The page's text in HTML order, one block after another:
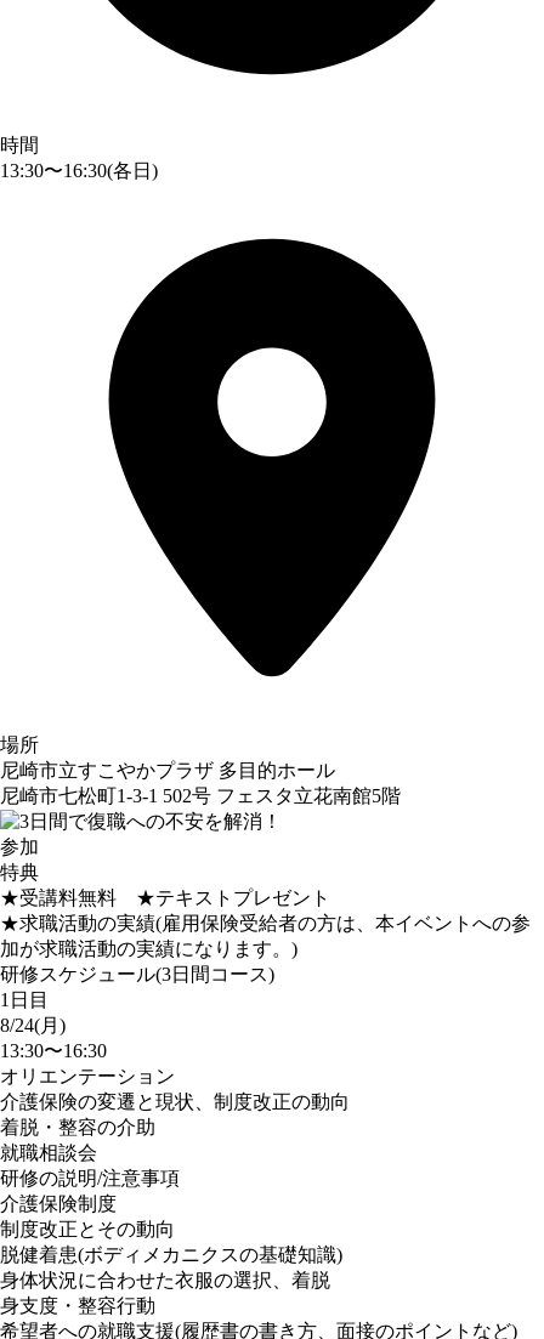
時間
13:30〜16:30(各日)
場所
尼崎市立すこやかプラザ 多目的ホール
尼崎市七松町1-3-1 502号 フェスタ立花南館5階
参加
特典
★受講料無料 ★テキストプレゼント
★求職活動の実績(雇用保険受給者の方は、本イベントへの参
加が求職活動の実績になります。)
研修スケジュール(3日間コース)
1日目
8/24(月)
13:30〜16:30
オリエンテーション
介護保険の変遷と現状、制度改正の動向
着脱・整容の介助
就職相談会
研修の説明/注意事項
介護保険制度
制度改正とその動向
脱健着患(ボディメカニクスの基礎知識)
身体状況に合わせた衣服の選択、着脱
身支度・整容行動
希望者への就職支援(履歴書の書き方、面接のポイントなど)